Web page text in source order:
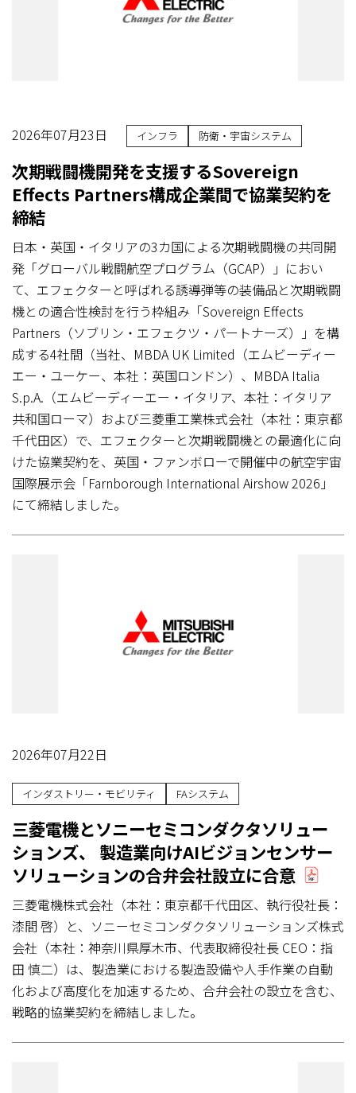
2026年07月23日 インフラ 防衛・宇宙システム
次期戦闘機開発を支援するSovereign
Effects Partners構成企業間で協業契約を
締結
日本・英国・イタリアの3カ国による次期戦闘機の共同開
発「グローバル戦闘航空プログラム（GCAP）」におい
て、エフェクターと呼ばれる誘導弾等の装備品と次期戦闘
機との適合性検討を行う枠組み「Sovereign Effects
Partners（ソブリン・エフェクツ・パートナーズ）」を構
成する4社間（当社、MBDA UK Limited（エムビーディー
エー・ユーケー、本社：英国ロンドン）、MBDA Italia
S.p.A.（エムビーディーエー・イタリア、本社：イタリア
共和国ローマ）および三菱重工業株式会社（本社：東京都
千代田区）で、エフェクターと次期戦闘機との最適化に向
けた協業契約を、英国・ファンボローで開催中の航空宇宙
国際展示会「Farnborough International Airshow 2026」
にて締結しました。
2026年07月22日
インダストリー・モビリティ FAシステム
三菱電機とソニーセミコンダクタソリュー
ションズ、 製造業向けAIビジョンセンサー
ソリューションの合弁会社設立に合意
三菱電機株式会社（本社：東京都千代田区、執行役社長：
漆間 啓）と、ソニーセミコンダクタソリューションズ株式
会社（本社：神奈川県厚木市、代表取締役社長 CEO：指
田 慎二）は、製造業における製造設備や人手作業の自動
化および高度化を加速するため、合弁会社の設立を含む、
戦略的協業契約を締結しました。